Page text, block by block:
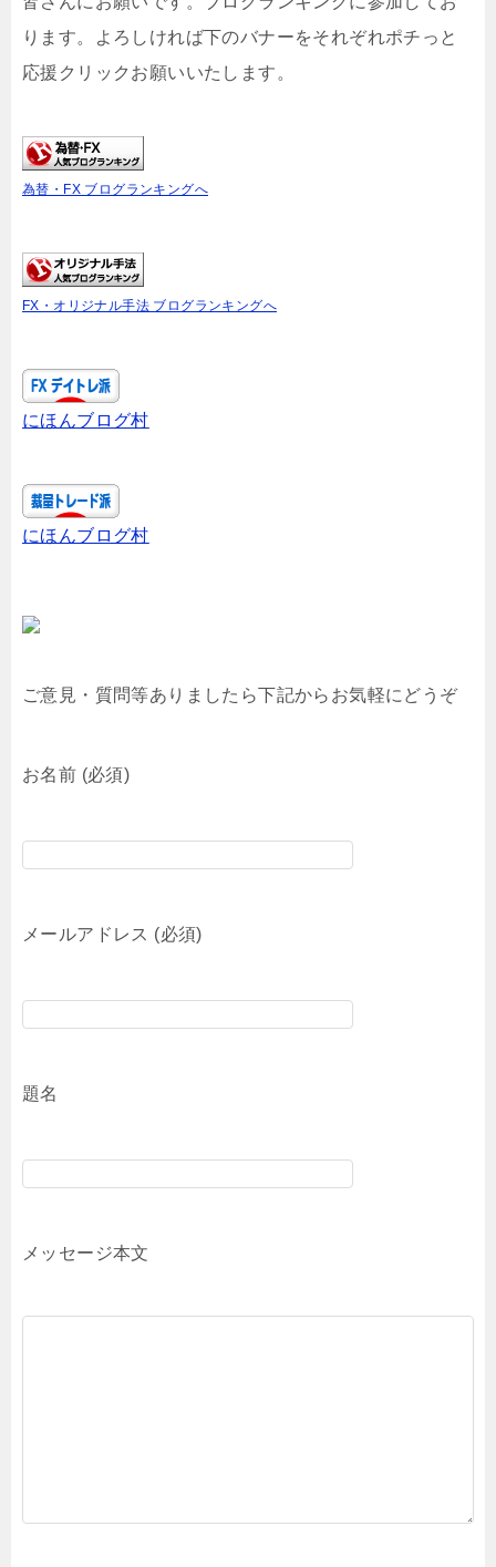
ります。よろしければ下のバナーをそれぞれポチっと
応援クリックお願いいたします。
為替・FX ブログランキングへ
FX・オリジナル手法 ブログランキングへ
にほんブログ村
にほんブログ村
ご意見・質問等ありましたら下記からお気軽にどうぞ
お名前 (必須)
メールアドレス (必須)
題名
メッセージ本文